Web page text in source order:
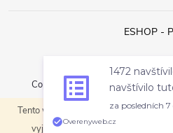
Tento web používá soubory cookie.
vyjadřujete souhlas s jejich
ESHOP -
Vytvořil
Copyright 2026 StavProMont s.r.o.
1472
navštívilo
za posledních
Overenyweb.cz